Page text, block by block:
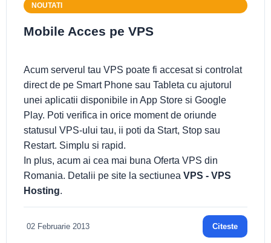
NOUTATI
Mobile Acces pe VPS
Acum serverul tau VPS poate fi accesat si controlat
direct de pe Smart Phone sau Tableta cu ajutorul
unei aplicatii disponibile in App Store si Google
Play. Poti verifica in orice moment de oriunde
statusul VPS-ului tau, ii poti da Start, Stop sau
Restart. Simplu si rapid.
In plus, acum ai cea mai buna Oferta VPS din
Romania. Detalii pe site la sectiunea VPS - VPS
Hosting.
02 Februarie 2013 Citeste